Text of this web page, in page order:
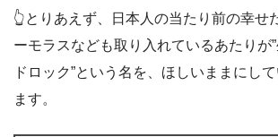
👆とりあえず、日本人の当たり前の幸せ
ーモラスなども取り入れているあたりが
ドロック”という名を、ほしいままにし
ます。